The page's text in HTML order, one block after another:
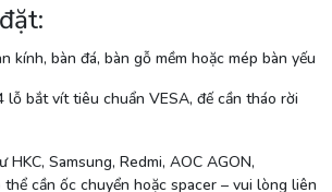
kính, bàn đá, bàn gỗ mềm hoặc mép bàn yếu
lỗ bắt vít tiêu chuẩn VESA, đế cần tháo rời
HKC, Samsung, Redmi, AOC AGON,
cần ốc chuyển hoặc spacer– vui lòng liên